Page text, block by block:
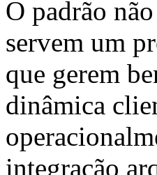
O padrão
servem um
que gerem
dinâmica
integração